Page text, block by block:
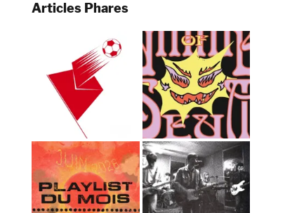
Articles Phares